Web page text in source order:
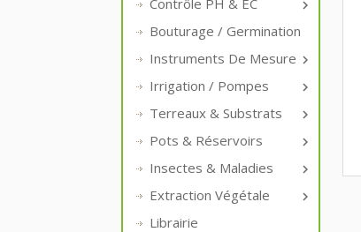

Contrôle PH & EC
Bouturage / Germination

Instruments De Mesure

Irrigation / Pompes

Terreaux & Substrats

Pots & Réservoirs

Insectes & Maladies

Extraction Végétale
Librairie